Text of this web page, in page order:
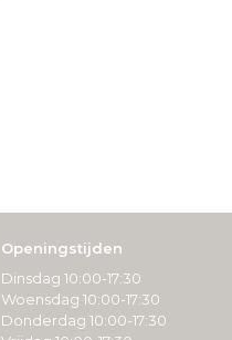
Openingstijden
Dinsdag 10:00-17:30
Woensdag 10:00-17:30
Donderdag 10:00-17:30